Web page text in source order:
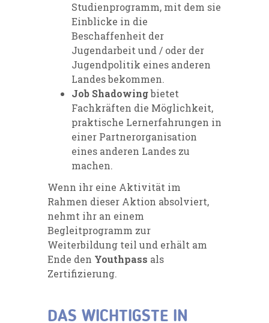
Studienprogramm, mit dem sie
Einblicke in die
Beschaffenheit der
Jugendarbeit und / oder der
Jugendpolitik eines anderen
Landes bekommen.
Job Shadowingbietet
Fachkräften die Möglichkeit,
praktische Lernerfahrungen in
einer Partnerorganisation
eines anderen Landes zu
machen.
Wenn ihr eine Aktivität im
Rahmen dieser Aktion absolviert,
nehmt ihr an einem
Begleitprogramm zur
Weiterbildung teil und erhält am
Ende den Youthpass als
Zertifizierung.
DAS WICHTIGSTE IN